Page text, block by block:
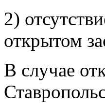
2)
открытом
В случае